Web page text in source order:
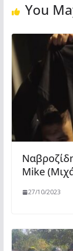
You
Mike
27/10/2023